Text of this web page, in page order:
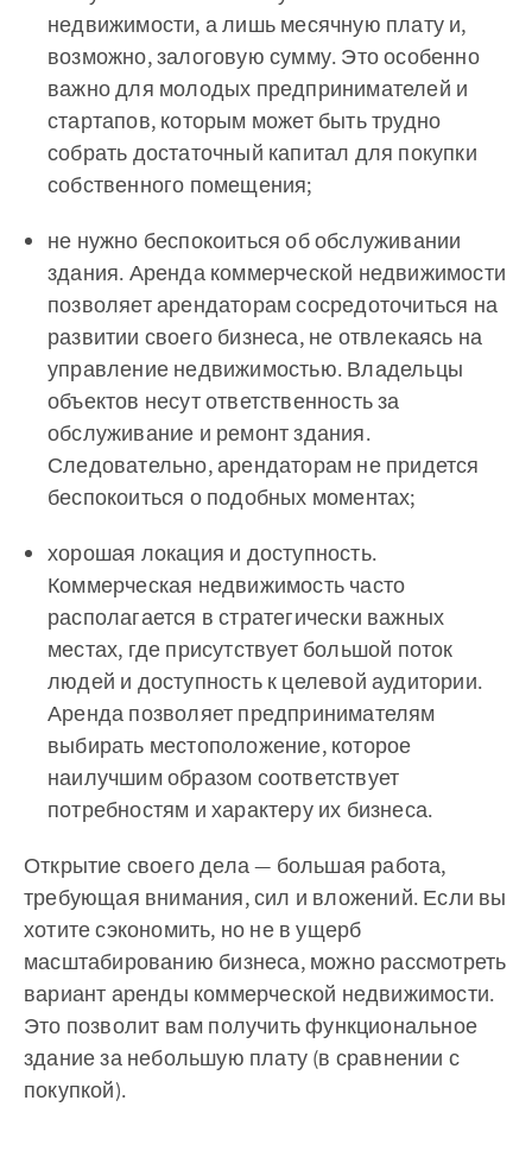
недвижимости, а лишь месячную плату и,
возможно, залоговую сумму. Это особенно
важно для молодых предпринимателей и
стартапов, которым может быть трудно
собрать достаточный капитал для покупки
собственного помещения;
не нужно беспокоиться об обслуживании
здания. Аренда коммерческой недвижимости
позволяет арендаторам сосредоточиться на
развитии своего бизнеса, не отвлекаясь на
управление недвижимостью. Владельцы
объектов несут ответственность за
обслуживание и ремонт здания.
Следовательно, арендаторам не придется
беспокоиться о подобных моментах;
хорошая локация и доступность.
Коммерческая недвижимость часто
располагается в стратегически важных
местах, где присутствует большой поток
людей и доступность к целевой аудитории.
Аренда позволяет предпринимателям
выбирать местоположение, которое
наилучшим образом соответствует
потребностям и характеру их бизнеса.
Открытие своего дела — большая работа,
требующая внимания, сил и вложений. Если вы
хотите сэкономить, но не в ущерб
масштабированию бизнеса, можно рассмотреть
вариант аренды коммерческой недвижимости.
Это позволит вам получить функциональное
здание за небольшую плату (в сравнении с
покупкой).